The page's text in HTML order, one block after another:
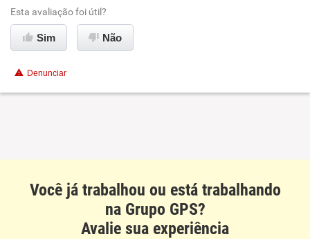
Ambiente de trabalho
Conciliação com a vida familiar
Esta avaliação foi útil?
Sim Não
Denunciar
Você já trabalhou ou está trabalhando
na Grupo GPS?
Avalie sua experiência